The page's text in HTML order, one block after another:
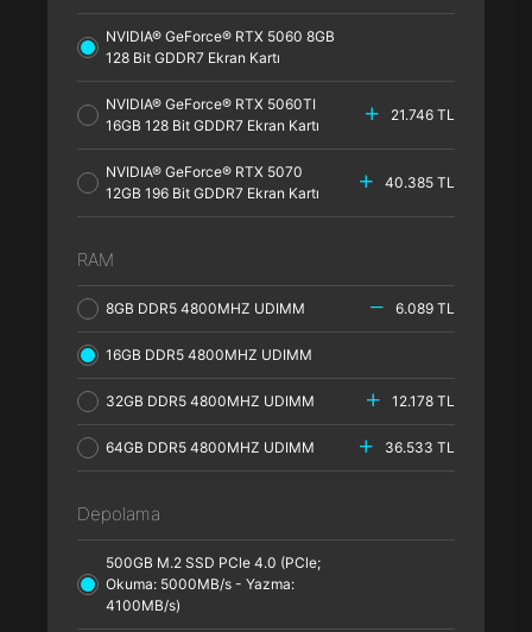
NVIDIA® GeForce® RTX 5060 8GB
128 Bit GDDR7 Ekran Kartı
NVIDIA® GeForce® RTX 5060TI
16GB 128 Bit GDDR7 Ekran Kartı
21.746 TL
NVIDIA® GeForce® RTX 5070
12GB 196 Bit GDDR7 Ekran Kartı
40.385 TL
RAM
8GB DDR5 4800MHZ UDIMM 6.089 TL
16GB DDR5 4800MHZ UDIMM
32GB DDR5 4800MHZ UDIMM 12.178 TL
64GB DDR5 4800MHZ UDIMM 36.533 TL
Depolama
500GB M.2 SSD PCle 4.0 (PCle;
Okuma: 5000MB/s - Yazma:
4100MB/s)